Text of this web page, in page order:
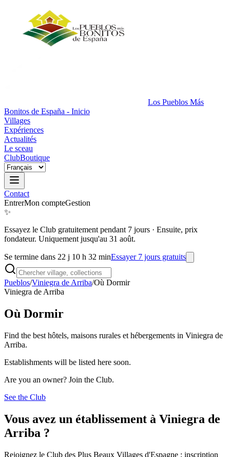
Los Pueblos Más
Bonitos de España - Inicio
Villages
Expériences
Actualités
Le sceau
ClubBoutique
Contact
EntrerMon compteGestion
✨
Essayez le Club gratuitement pendant 7 jours · Ensuite, prix
fondateur. Uniquement jusqu'au 31 août.
Se termine dans 22 j 10 h 32 minEssayer 7 jours gratuits
Pueblos/Viniegra de Arriba/Où Dormir
Viniegra de Arriba
Où Dormir
Find the best hôtels, maisons rurales et hébergements in Viniegra de
Arriba.
Establishments will be listed here soon.
Are you an owner? Join the Club.
See the Club
Vous avez un établissement à Viniegra de
Arriba ?
Rejoignez le Club des Plus Beaux Villages d'Espagne : inscription